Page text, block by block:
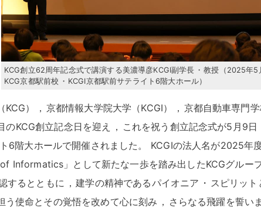
KCG創立62周年記念式で講演する美濃導彦KCGI副学長 ・ 教授（2025年5
KCG京都駅前校 ・ KCGI京都駅前サテライト6階大ホール）
） ， 京都情報大学院大学（KCGI） ， 京都自動車専門
のKCG創立記念日を迎え ， これを祝う創立記念式が5月9日
6階大ホールで開催されました 。
KCGIの法人名が2025年
Informatics」として新たな一歩を踏み出したKCGグルー
するとともに ， 建学の精神であるパイオニア ・ スピリット
う使命とその覚悟を改めて心に刻み ， さらなる飛躍を誓い